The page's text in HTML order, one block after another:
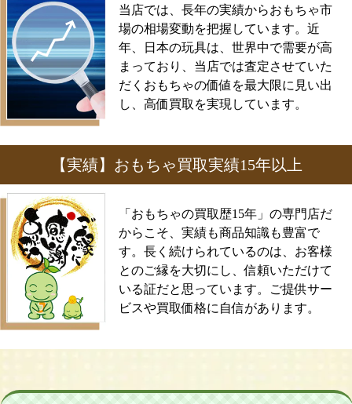
当店では、長年の実績からおもちゃ市
場の相場変動を把握しています。近
年、日本の玩具は、世界中で需要が高
まっており、当店では査定させていた
だくおもちゃの価値を最大限に見い出
し、高価買取を実現しています。
【実績】おもちゃ買取実績15年以上
「おもちゃの買取歴15年」の専門店だ
からこそ、実績も商品知識も豊富で
す。長く続けられているのは、お客様
とのご縁を大切にし、信頼いただけて
いる証だと思っています。ご提供サー
ビスや買取価格に自信があります。